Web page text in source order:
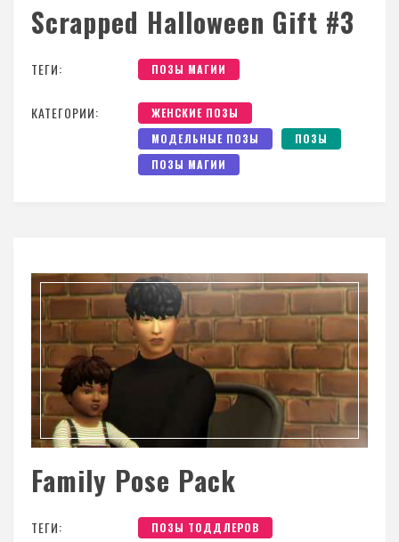
Scrapped Halloween Gift #3
ТЕГИ: ПОЗЫ МАГИИ
КАТЕГОРИИ:
ЖЕНСКИЕ ПОЗЫ
МОДЕЛЬНЫЕ ПОЗЫ
ПОЗЫ
ПОЗЫ МАГИИ
Family Pose Pack
ТЕГИ: ПОЗЫ ТОДДЛЕРОВ